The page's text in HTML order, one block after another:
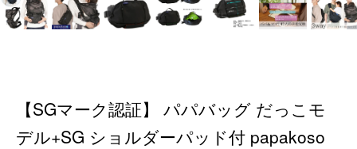
【SGマーク認証】 パパバッグ だっこモ
デル+SG ショルダーパッド付 papakoso